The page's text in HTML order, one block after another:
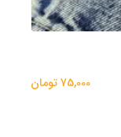
75,000 تومان